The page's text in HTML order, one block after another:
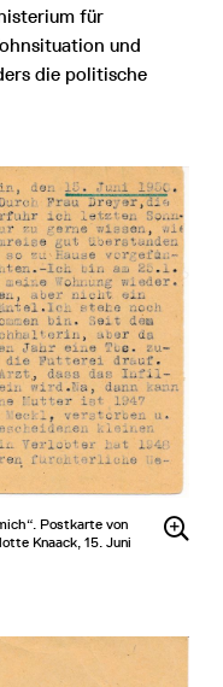
für
und
die politische
Postkarte von
Knaack, 15. Juni